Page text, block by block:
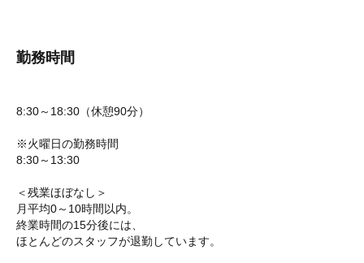
勤務時間
8:30～18:30（休憩90分）
※火曜日の勤務時間
8:30～13:30
＜残業ほぼなし＞
月平均0～10時間以内。
終業時間の15分後には、
ほとんどのスタッフが退勤しています。